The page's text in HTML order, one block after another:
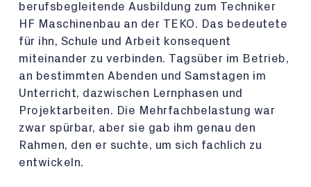
berufsbegleitende Ausbildung zum Techniker
HF Maschinenbau an der TEKO. Das bedeutete
für ihn, Schule und Arbeit konsequent
miteinander zu verbinden. Tagsüber im Betrieb,
an bestimmten Abenden und Samstagen im
Unterricht, dazwischen Lernphasen und
Projektarbeiten. Die Mehrfachbelastung war
zwar spürbar, aber sie gab ihm genau den
Rahmen, den er suchte, um sich fachlich zu
entwickeln.